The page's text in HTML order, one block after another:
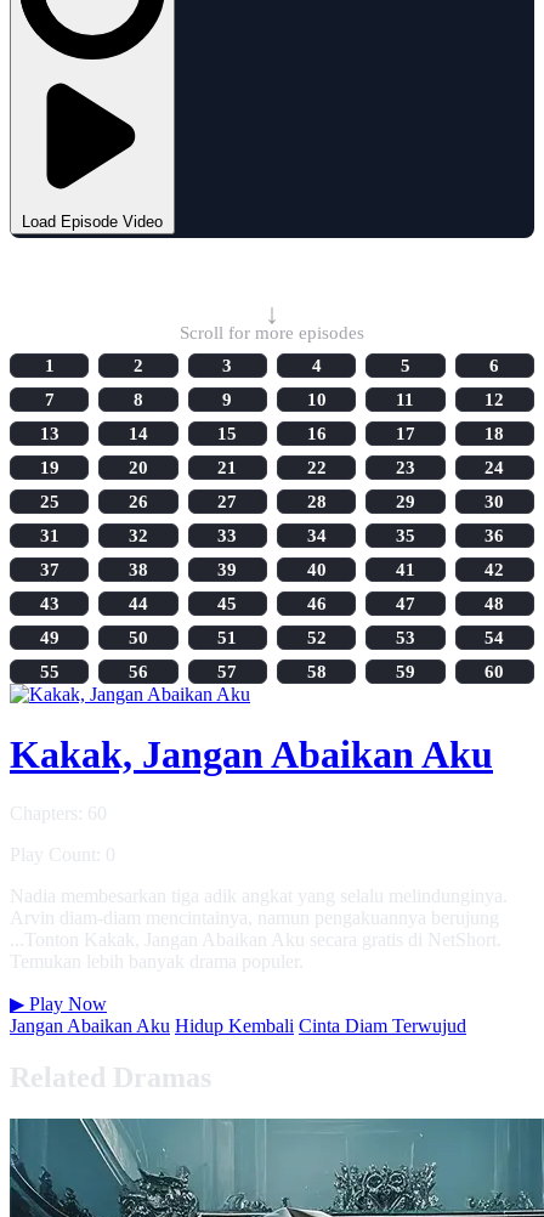
Load Episode Video
↓
Scroll for more episodes
1
2 3 4 5
6
7
8 9 10 11
12
13
14 15 16 17
18
19
20 21 22 23
24
25
26 27 28 29
30
31
32 33 34 35
36
37
38 39 40 41
42
43
44 45 46 47
48
49
50 51 52 53
54
55
56 57 58 59 60
Kakak, Jangan Abaikan Aku
Chapters: 60
Play Count: 0
Nadia membesarkan tiga adik angkat yang selalu melindunginya.
Arvin diam-diam mencintainya, namun pengakuannya berujung
...Tonton Kakak, Jangan Abaikan Aku secara gratis di NetShort.
Temukan lebih banyak drama populer.
▶ Play Now
Jangan Abaikan Aku Hidup Kembali Cinta Diam Terwujud
Related Dramas